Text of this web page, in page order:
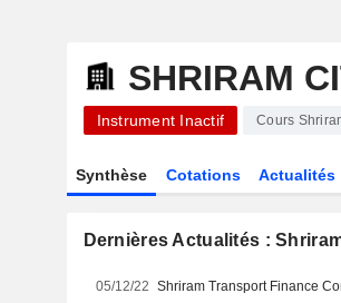
SHRIRAM
Instrument Inactif Cours
Synthèse Cotations Actualités
Dernières Actualités :
05/12/22